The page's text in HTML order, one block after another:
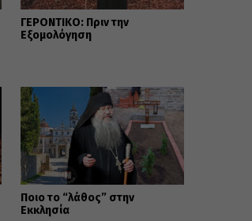
ΓΕΡΟΝΤΙΚΟ: Πριν την
Εξομολόγηση
Ποιο το “λάθος” στην
Εκκλησία